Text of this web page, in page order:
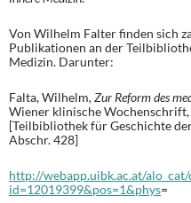
Von Wilhelm Falter finden sich
Publikationen an der
Medizin. Darunter:
Falta, Wilhelm, Zur Reform des
Wiener klinische Wochenschrift,
[Teilbibliothek für Geschichte
Abschr. 428]
http://webapp.uibk.ac.at/alo_cat/
id=12019399&pos=1&phys=